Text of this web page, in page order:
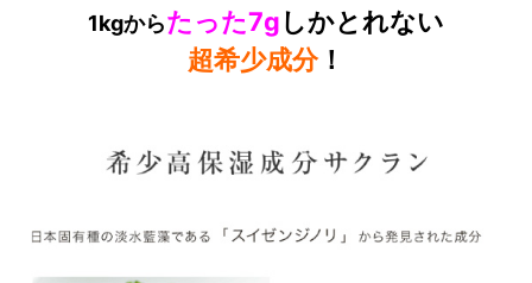
1kgからたった7gしかとれない
超希少成分！